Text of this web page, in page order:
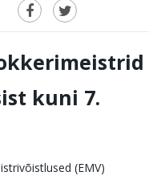
kuni 7.
(EMV)